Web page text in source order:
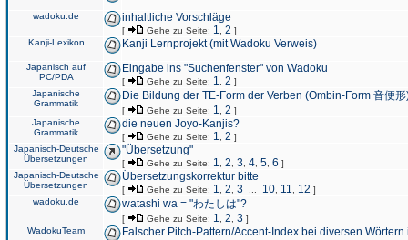
wadoku.de inhaltliche Vorschläge
[ Gehe zu Seite: 1 2 ]
Kanji-Lexikon
Kanji Lernprojekt (mit Wadoku Verweis)
Japanisch auf
PC/PDA
Eingabe ins "Suchenfenster" von Wadoku
[ Gehe zu Seite: 1 2 ]
Japanische
Grammatik
Die Bildung der TE-Form der Verben (Ombin-Form 音便形
[ Gehe zu Seite: 1 2 ]
Japanische
Grammatik
die neuen Joyo-Kanjis?
[ Gehe zu Seite: 1 2 ]
Japanisch-Deutsche
Übersetzungen
"Übersetzung"
[ Gehe zu Seite: 1 2 3 4 5 6 ]
Japanisch-Deutsche
Übersetzungen
Übersetzungskorrektur bitte
[ Gehe zu Seite: 1 2 3 10 11 12 ]
wadoku.de
watashi wa = "わたしは"?
[ Gehe zu Seite: 1 2 3 ]
WadokuTeam
Falscher Pitch-Pattern/Accent-Index bei diversen